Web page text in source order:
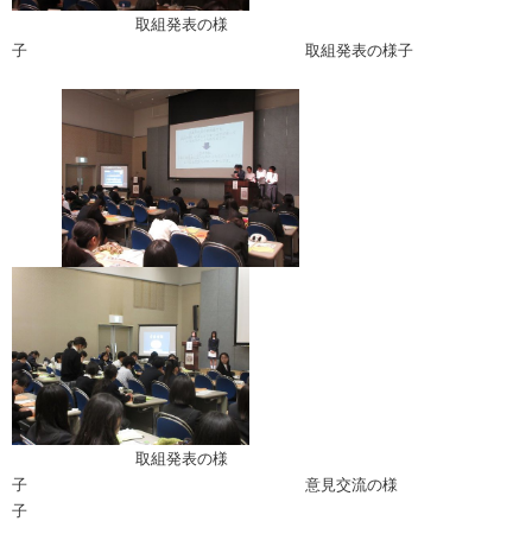
取組発表の様
子 取組発表の様子
取組発表の様
子 意見交流の様
子